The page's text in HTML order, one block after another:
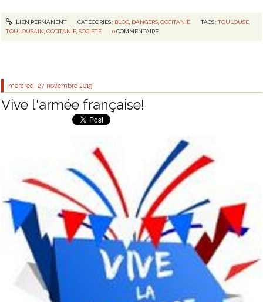
LIEN PERMANENT CATÉGORIES : BLOG, DANGERS, OCCITANIE TAGS :TOULOUSE
TOULOUSAIN ,OCCITANIE ,SOCIÉTÉ 0 COMMENTAIRE
mercredi 27 novembre 2019
Vive l'armée française!